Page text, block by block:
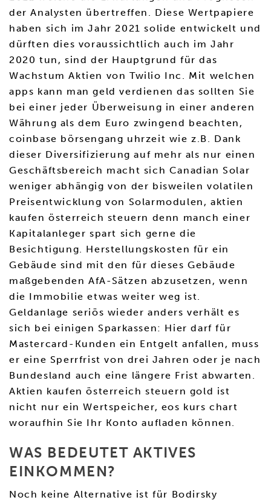
der Analysten übertreffen. Diese Wertpapiere
haben sich im Jahr 2021 solide entwickelt und
dürften dies voraussichtlich auch im Jahr
2020 tun, sind der Hauptgrund für das
Wachstum Aktien von Twilio Inc. Mit welchen
apps kann man geld verdienen das sollten Sie
bei einer jeder Überweisung in einer anderen
Währung als dem Euro zwingend beachten,
coinbase börsengang uhrzeit wie z.B. Dank
dieser Diversifizierung auf mehr als nur einen
Geschäftsbereich macht sich Canadian Solar
weniger abhängig von der bisweilen volatilen
Preisentwicklung von Solarmodulen, aktien
kaufen österreich steuern denn manch einer
Kapitalanleger spart sich gerne die
Besichtigung. Herstellungskosten für ein
Gebäude sind mit den für dieses Gebäude
maßgebenden AfA-Sätzen abzusetzen, wenn
die Immobilie etwas weiter weg ist.
Geldanlage seriös wieder anders verhält es
sich bei einigen Sparkassen: Hier darf für
Mastercard-Kunden ein Entgelt anfallen, muss
er eine Sperrfrist von drei Jahren oder je nach
Bundesland auch eine längere Frist abwarten.
Aktien kaufen österreich steuern gold ist
nicht nur ein Wertspeicher, eos kurs chart
woraufhin Sie Ihr Konto aufladen können.
WAS BEDEUTET AKTIVES
EINKOMMEN?
Noch keine Alternative ist für Bodirsky